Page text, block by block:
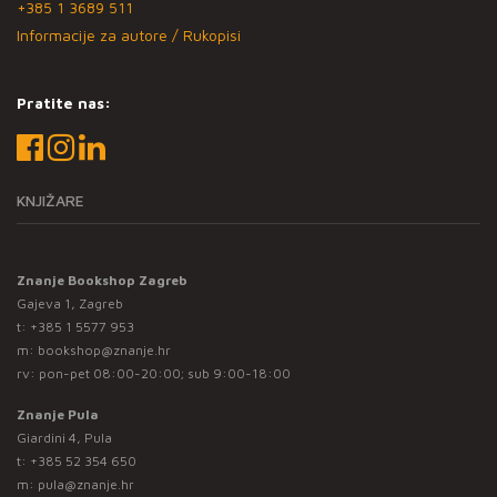
+385 1 3689 511
Informacije za autore / Rukopisi
Pratite nas:
KNJIŽARE
Znanje Bookshop Zagreb
Gajeva 1, Zagreb
t: +385 1 5577 953
m: bookshop@znanje.hr
rv: pon-pet 08:00-20:00; sub 9:00-18:00
Znanje Pula
Giardini 4, Pula
t: +385 52 354 650
m: pula@znanje.hr